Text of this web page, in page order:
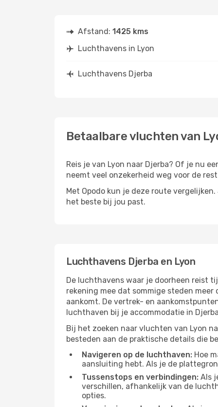
Afstand: 1425 kms
Luchthavens in Lyon
Luchthavens Djerba
Betaalbare vluchten van
Reis je van Lyon naar Djerba? Of je nu
neemt veel onzekerheid weg voor de
Met Opodo kun je deze route
het beste bij jou past.
Luchthavens Djerba en Lyon
De luchthavens waar je doorheen reist
rekening mee dat sommige steden
aankomt. De vertrek- en
luchthaven bij je accommodatie in
Bij het zoeken naar vluchten van Lyon
besteden aan de praktische details die
Navigeren op de luchthaven: Hoe
aansluiting hebt. Als je de
Tussenstops en verbindingen: Als
verschillen, afhankelijk van de
opties.